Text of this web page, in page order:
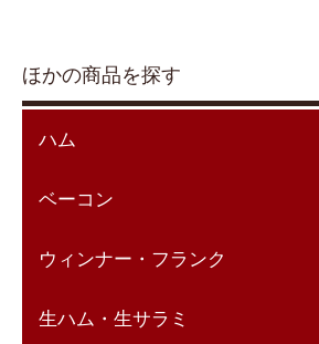
ほかの商品を探す
ハム
ベーコン
ウィンナー・フランク
生ハム・生サラミ